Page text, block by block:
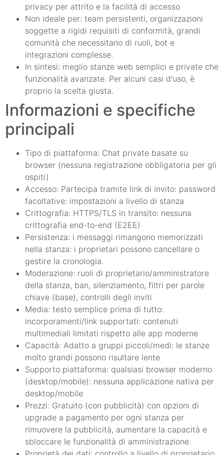
privacy per attrito e la facilità di accesso
Non ideale per: team persistenti, organizzazioni
soggette a rigidi requisiti di conformità, grandi
comunità che necessitano di ruoli, bot e
integrazioni complesse.
In sintesi: meglio stanze web semplici e private che
funzionalità avanzate. Per alcuni casi d'uso, è
proprio la scelta giusta.
Informazioni e specifiche
principali
Tipo di piattaforma: Chat private basate su
browser (nessuna registrazione obbligatoria per gli
ospiti)
Accesso: Partecipa tramite link di invito: password
facoltative: impostazioni a livello di stanza
Crittografia: HTTPS/TLS in transito: nessuna
crittografia end-to-end (E2EE)
Persistenza: i messaggi rimangono memorizzati
nella stanza: i proprietari possono cancellare o
gestire la cronologia.
Moderazione: ruoli di proprietario/amministratore
della stanza, ban, silenziamento, filtri per parole
chiave (base), controlli degli inviti
Media: testo semplice prima di tutto:
incorporamenti/link supportati: contenuti
multimediali limitati rispetto alle app moderne
Capacità: Adatto a gruppi piccoli/medi: le stanze
molto grandi possono risultare lente
Supporto piattaforma: qualsiasi browser moderno
(desktop/mobile): nessuna applicazione nativa per
desktop/mobile
Prezzi: Gratuito (con pubblicità) con opzioni di
upgrade a pagamento per ogni stanza per
rimuovere la pubblicità, aumentare la capacità e
sbloccare le funzionalità di amministrazione.